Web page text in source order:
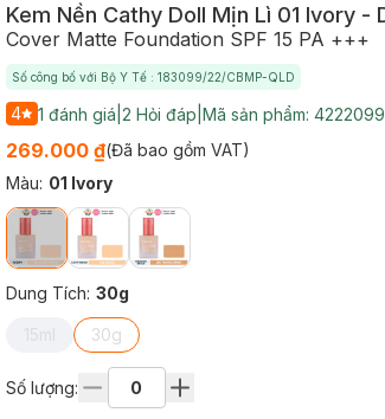
Kem Nền Cathy Doll Mịn Lì 01 Ivory -
Cover Matte Foundation SPF 15 PA +++
Số công bố với Bộ Y Tế : 183099/22/CBMP-QLD
4 1 đánh giá 2 Hỏi đáp Mã sản phẩm:
269.000 ₫(Đã bao gồm VAT)
Màu: 01 Ivory
Dung Tích: 30g
15ml 30g
Số lượng: